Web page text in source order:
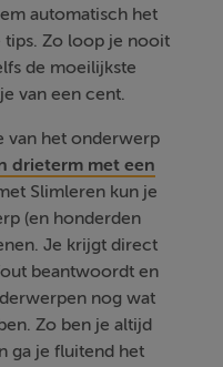
automatisch het
tips. Zo loop je nooit
de moeilijkste
van een cent.
van het onderwerp
drieterm met een
Slimleren kun je
(en honderden
Je krijgt direct
beantwoordt en
nog wat
Zo ben je altijd
ga je fluitend het